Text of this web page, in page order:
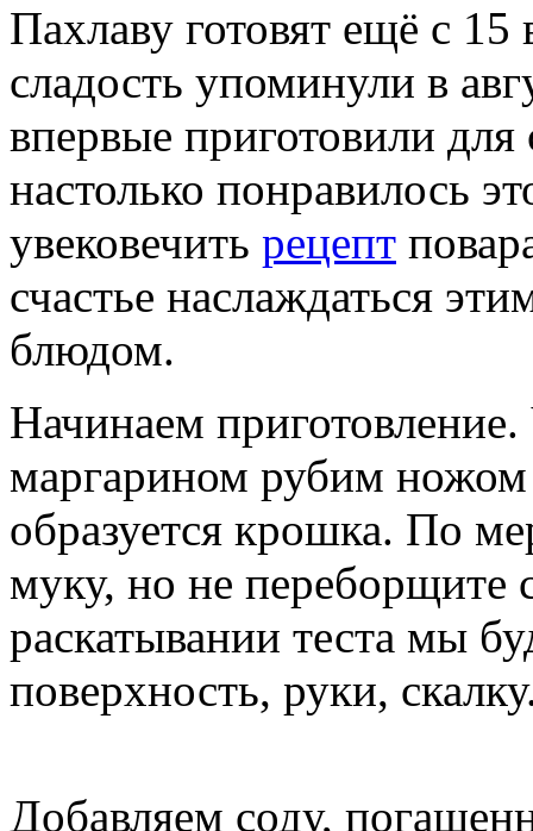
Пахлаву готовят ещё с
сладость упоминули в
впервые приготовили
настолько понравилось
увековечить рецепт
счастье наслаждаться
блюдом.
Начинаем
маргарином рубим ножом
образуется крошка. По
муку, но не переборщите
раскатывании теста мы
поверхность, руки,
Добавляем соду,